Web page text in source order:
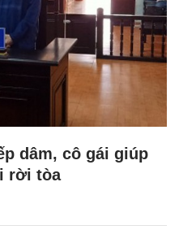
dâm, cô gái giúp
rời tòa